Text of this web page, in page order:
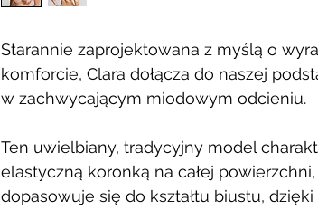
Starannie zaprojektowana z myślą o
komforcie, Clara dołącza do naszej
w zachwycającym miodowym odcieniu.
Ten uwielbiany, tradycyjny model
elastyczną koronką na całej
dopasowuje się do kształtu biustu,